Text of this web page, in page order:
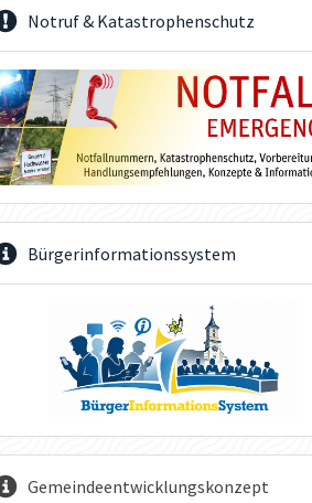
Notruf & Katastrophenschutz
Bürgerinformationssystem
Gemeindeentwicklungskonzept